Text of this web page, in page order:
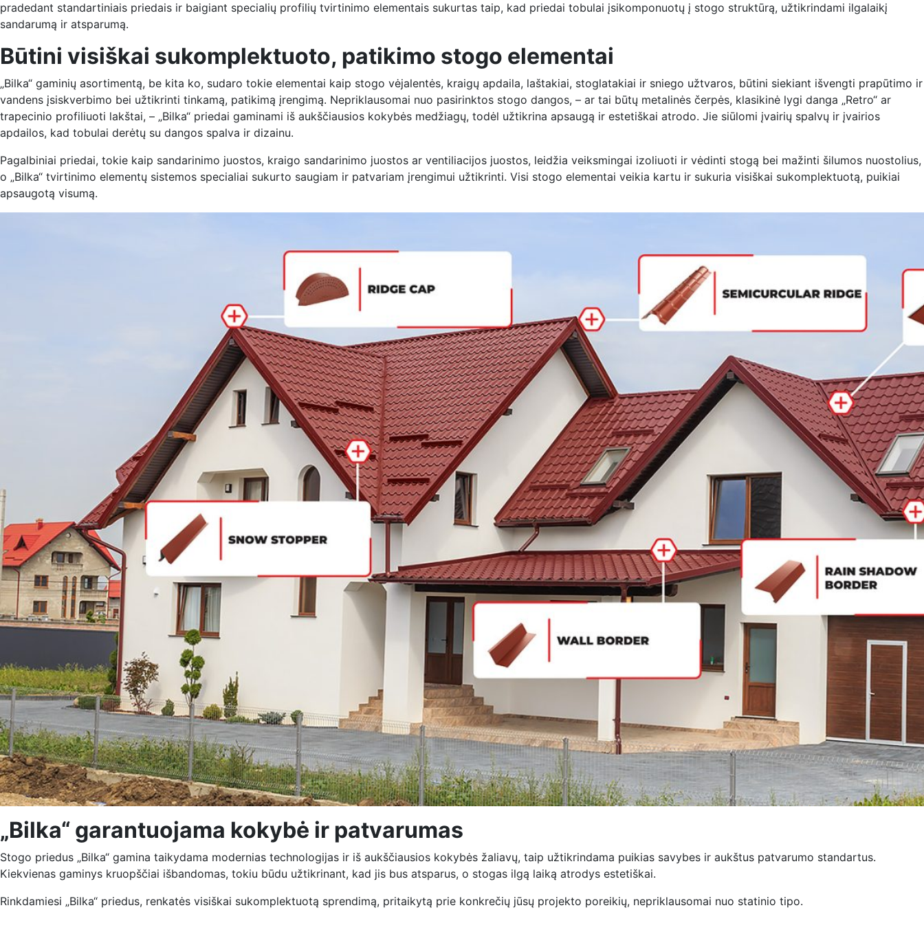
pradedant standartiniais priedais ir baigiant specialių profilių tvirtinimo elementais sukurtas taip, kad priedai tobulai įsikomponuotų į stogo struktūrą, užtikrindami ilgalaikį
sandarumą ir atsparumą.
Būtini visiškai sukomplektuoto, patikimo stogo elementai
„Bilka“ gaminių asortimentą, be kita ko, sudaro tokie elementai kaip stogo vėjalentės, kraigų apdaila, laštakiai, stoglatakiai ir sniego užtvaros, būtini siekiant išvengti prapūtimo ir
vandens įsiskverbimo bei užtikrinti tinkamą, patikimą įrengimą. Nepriklausomai nuo pasirinktos stogo dangos, – ar tai būtų metalinės čerpės, klasikinė lygi danga „Retro“ ar
trapecinio profiliuoti lakštai, – „Bilka“ priedai gaminami iš aukščiausios kokybės medžiagų, todėl užtikrina apsaugą ir estetiškai atrodo. Jie siūlomi įvairių spalvų ir įvairios
apdailos, kad tobulai derėtų su dangos spalva ir dizainu.
Pagalbiniai priedai, tokie kaip sandarinimo juostos, kraigo sandarinimo juostos ar ventiliacijos juostos, leidžia veiksmingai izoliuoti ir vėdinti stogą bei mažinti šilumos nuostolius,
o „Bilka“ tvirtinimo elementų sistemos specialiai sukurto saugiam ir patvariam įrengimui užtikrinti. Visi stogo elementai veikia kartu ir sukuria visiškai sukomplektuotą, puikiai
apsaugotą visumą.
„Bilka“ garantuojama kokybė ir patvarumas
Stogo priedus „Bilka“ gamina taikydama modernias technologijas ir iš aukščiausios kokybės žaliavų, taip užtikrindama puikias savybes ir aukštus patvarumo standartus.
Kiekvienas gaminys kruopščiai išbandomas, tokiu būdu užtikrinant, kad jis bus atsparus, o stogas ilgą laiką atrodys estetiškai.
Rinkdamiesi „Bilka“ priedus, renkatės visiškai sukomplektuotą sprendimą, pritaikytą prie konkrečių jūsų projekto poreikių, nepriklausomai nuo statinio tipo.